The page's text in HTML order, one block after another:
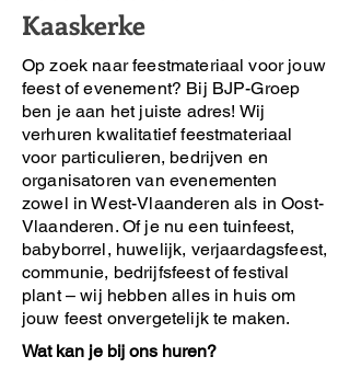
Kaaskerke
Op zoek naar feestmateriaal voor jouw
feest of evenement? Bij BJP-Groep
ben je aan het juiste adres! Wij
verhuren kwalitatief feestmateriaal
voor particulieren, bedrijven en
organisatoren van evenementen
zowel in West-Vlaanderen als in Oost-
Vlaanderen. Of je nu een tuinfeest,
babyborrel, huwelijk, verjaardagsfeest,
communie, bedrijfsfeest of festival
plant – wij hebben alles in huis om
jouw feest onvergetelijk te maken.
Wat kan je bij ons huren?